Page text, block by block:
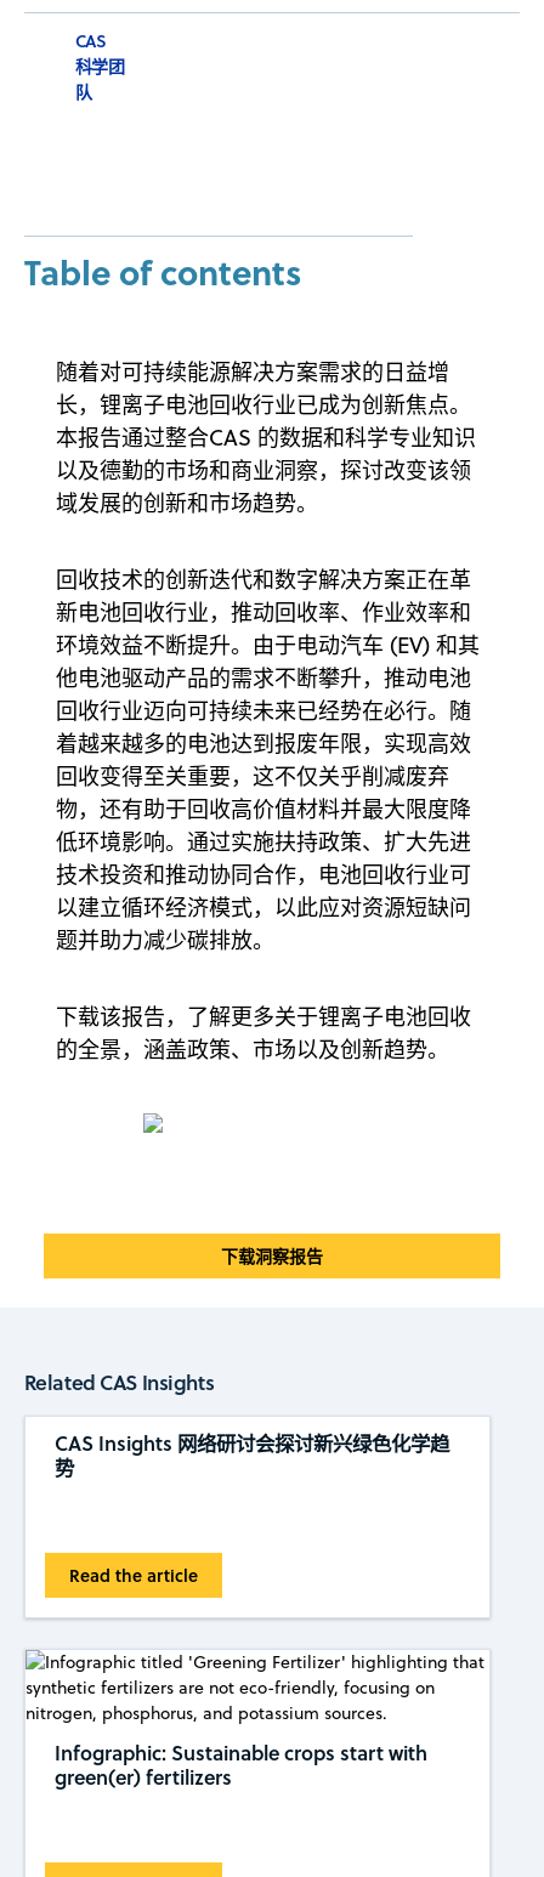
CAS
科学团
队
Table of contents
随着对可持续能源解决方案需求的日益增
长，锂离子电池回收行业已成为创新焦点。
本报告通过整合CAS 的数据和科学专业知识
以及德勤的市场和商业洞察，探讨改变该领
域发展的创新和市场趋势。
回收技术的创新迭代和数字解决方案正在革
新电池回收行业，推动回收率、作业效率和
环境效益不断提升。由于电动汽车 (EV) 和其
他电池驱动产品的需求不断攀升，推动电池
回收行业迈向可持续未来已经势在必行。随
着越来越多的电池达到报废年限，实现高效
回收变得至关重要，这不仅关乎削减废弃
物，还有助于回收高价值材料并最大限度降
低环境影响。通过实施扶持政策、扩大先进
技术投资和推动协同合作，电池回收行业可
以建立循环经济模式，以此应对资源短缺问
题并助力减少碳排放。
下载该报告，了解更多关于锂离子电池回收
的全景，涵盖政策、市场以及创新趋势。
下载洞察报告
Related CAS Insights
CAS Insights 网络研讨会探讨新兴绿色化学趋
势
Read the article
Infographic: Sustainable crops start with
green(er) fertilizers